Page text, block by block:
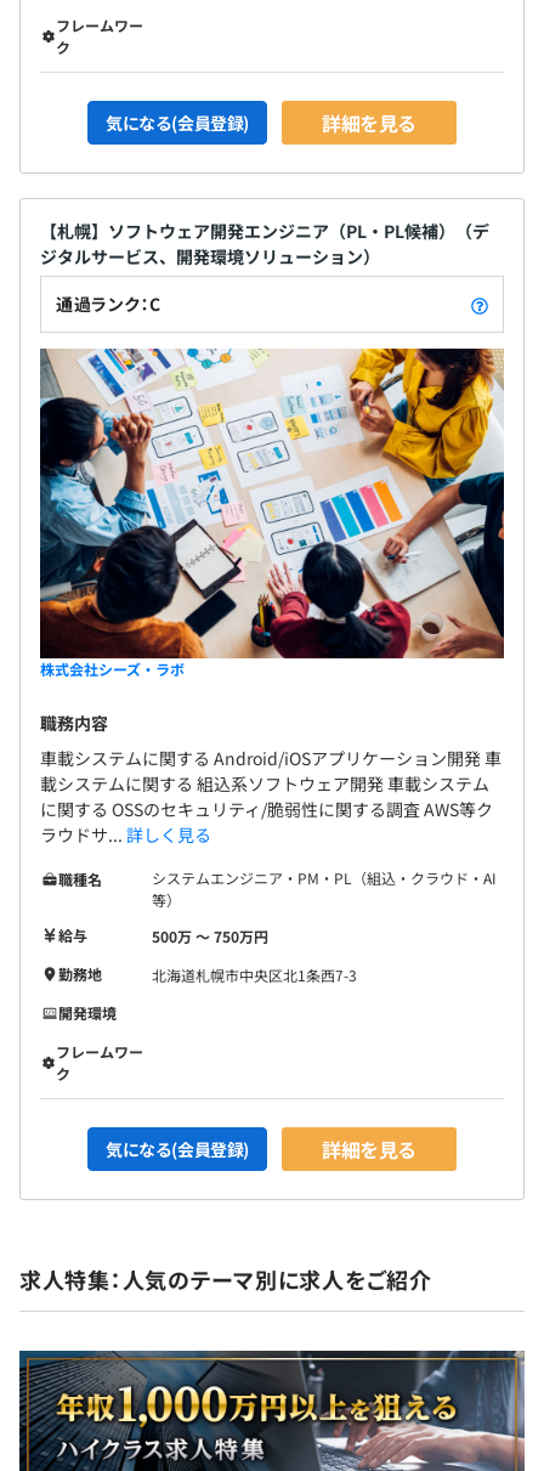
フレームワー
ク
気になる(会員登録) 詳細を見る
【札幌】ソフトウェア開発エンジニア（PL・PL候補）（デ
ジタルサービス、開発環境ソリューション）
通過ランク：C
株式会社シーズ・ラボ
職務内容
車載システムに関する Android/iOSアプリケーション開発 車
載システムに関する 組込系ソフトウェア開発 車載システム
に関する OSSのセキュリティ/脆弱性に関する調査 AWS等ク
ラウドサ... 詳しく見る
職種名
システムエンジニア・PM・PL（組込・クラウド・AI
等）
給与
500万 〜 750万円
勤務地
北海道札幌市中央区北1条西7-3
開発環境
フレームワー
ク
気になる(会員登録) 詳細を見る
求人特集：人気のテーマ別に求人をご紹介